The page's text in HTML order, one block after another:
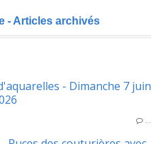
- Dimanche 7 juin
…
- Articles archivés